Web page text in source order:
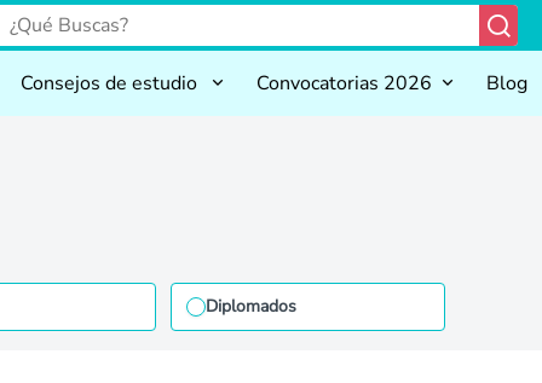
Consejos de estudio Convocatorias 2026 Blog
Diplomados